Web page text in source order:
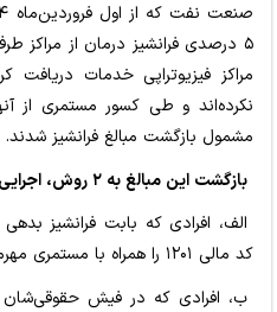
۵ درصدی فرانشیز درمان از مراکز
مراکز فیزیوتراپی خدمات دریافت
نکرده‌اند و طی کسور مستمری از
مشمول بازگشت مبالغ فرانشیز شدند.
بازگشت این مبالغ به ۲ روش، اجرایی شد:
الف، افرادی که بابت فرانشیز بدهی
کد مالی ۱۲۰۱ را همراه با مستمری مهرماه دریافت کردند.